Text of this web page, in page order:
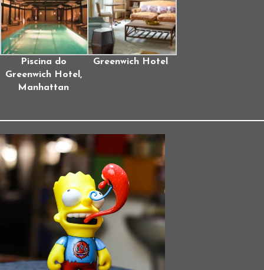
Piscina do
Greenwich Hotel,
Manhattan
Greenwich Hotel